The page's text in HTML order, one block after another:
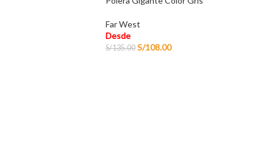
Far West
Desde
S/135.00 S/108.00